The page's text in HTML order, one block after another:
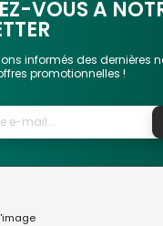
VOUS A
informés des dernières
promotionnelles !